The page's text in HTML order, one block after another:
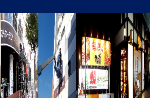
エアー看板オリジナル製作
看板デザイン制作
駐車場看板製作
3Mペイントフィルム施工